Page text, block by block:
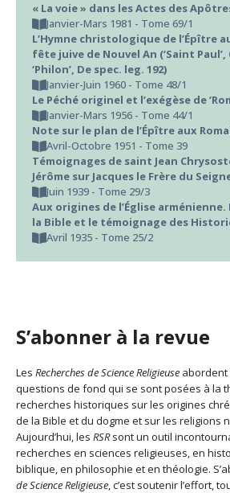
« La voie » dans les Actes des
Janvier-Mars 1981 - Tome 69/1
L’Hymne christologique de l’Épître
fête juive de Nouvel An (‘Saint Paul’,
‘Philon’, De spec. leg. 192)
Janvier-Juin 1960 - Tome 48/1
Le Péché originel et l’exégèse de
Janvier-Mars 1956 - Tome 44/1
Note sur le plan de l’Épître aux
Avril-Octobre 1951 - Tome 39
Témoignages de saint Jean
Jérôme sur Jacques le Frère du
Juin 1939 - Tome 29/3
Aux origines de l’Église
la Bible et le témoignage des
Avril 1935 - Tome 25/2
S’abonner à la revue
Les Recherches de Science Religieuse abordent
questions de fond qui se sont posées à la
recherches historiques sur les origines
de la Bible et du dogme et sur les religions
Aujourd’hui, les RSRsont un outil
recherches en sciences religieuses, en
biblique, en philosophie et en théologie.
de Science Religieuse, c’est soutenir l’effort,